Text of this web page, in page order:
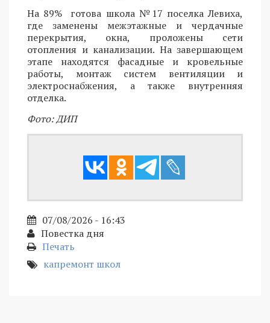
На 89% готова школа №17 поселка Левиха,
где заменены межэтажные и чердачные
перекрытия, окна, проложены сети
отопления и канализации. На завершающем
этапе находятся фасадные и кровельные
работы, монтаж систем вентиляции и
электроснабжения, а также внутренняя
отделка.
Фото: ДИП
07/08/2026 - 16:43
Повестка дня
Печать
капремонт школ